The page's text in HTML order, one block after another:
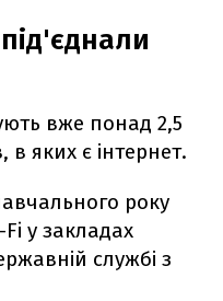
вже понад 2,5
в яких є інтернет.
року
у закладах
службі з